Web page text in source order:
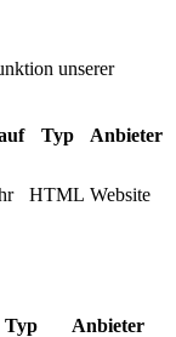
unserer
Typ Anbieter
HTML Website
Typ Anbieter